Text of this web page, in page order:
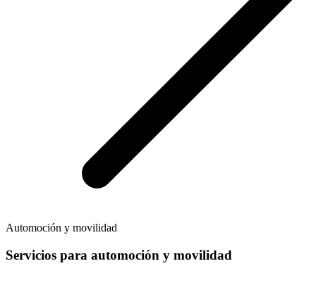
Automoción y movilidad
Servicios para automoción y movilidad